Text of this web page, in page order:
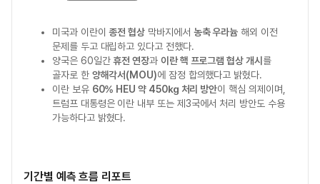
미국과 이란이종전 협상 막바지에서 농축 우라늄 해외 이전
문제를 두고 대립하고 있다고 전했다.
양국은 60일간휴전 연장과 이란 핵 프로그램 협상 개시 를
골자로 한 양해각서(MOU)에 잠정 합의했다고 밝혔다.
이란 보유 60% HEU 약 450㎏ 처리 방안이 핵심 의제이며,
트럼프 대통령은 이란 내부 또는 제3국에서 처리 방안도 수용
가능하다고 밝혔다.
기간별 예측 흐름 리포트